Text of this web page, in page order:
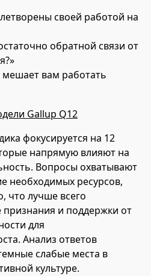
своей работой на
обратной связи от
мешает вам работать
Gallup Q12
фокусируется на 12
напрямую влияют на
Вопросы охватывают
необходимых ресурсов,
что лучше всего
признания и поддержки от
для
Анализ ответов
слабые места в
культуре.